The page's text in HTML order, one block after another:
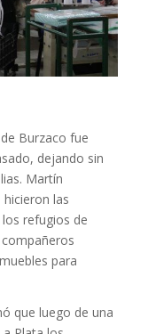
Burzaco fue
dejando sin
Martín
las
refugios de
para
que luego de una